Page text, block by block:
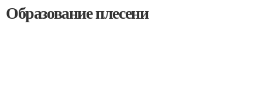
Образование плесени